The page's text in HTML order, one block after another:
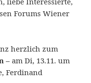
Forums Wiener
herzlich zum
–am Di, 13.11. um
Ferdinand